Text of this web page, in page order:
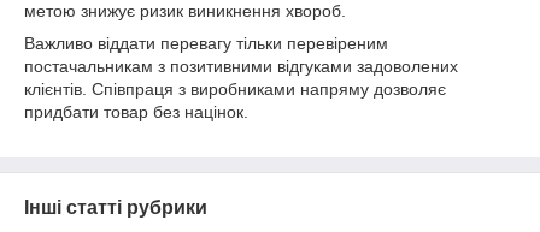
метою знижує ризик виникнення хвороб.
Важливо віддати перевагу тільки перевіреним
постачальникам з позитивними відгуками задоволених
клієнтів. Співпраця з виробниками напряму дозволяє
придбати товар без націнок.
Інші статті рубрики